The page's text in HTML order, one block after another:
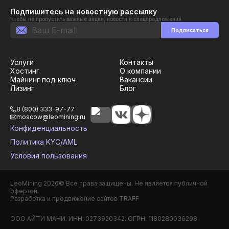
Подпишитесь на новостную рассылку
Чтобы не пропустить важные акции, новости и спецпредложения
Подписаться
8 (800) 333-97-77
moscow@leomining.ru
Услуги
Хостинг
Майнинг под ключ
Лизинг
Контакты
О компании
Вакансии
Блог
Конфиденциальность
Политика KYC/AML
Условия пользования
LeoMining 2026© Все права защищены. Не является публичной
офертой.
Разработка и продвижение сайтов TRAFF
ООО АЙТИ МАНИ. ИНН: 0273920342. ОГРН: 1180280036298